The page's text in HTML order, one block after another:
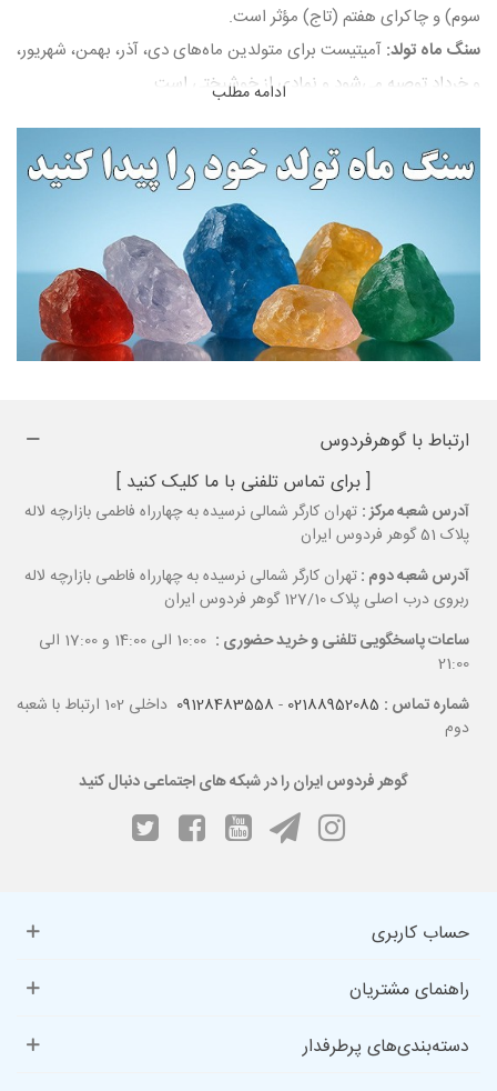
سوم) و چاکرای هفتم (تاج) مؤثر است.
سنگ ماه تولد: آمیتیست برای متولدین ماه‌های دی، آذر، بهمن، شهریور،
و خرداد توصیه می‌شود و نمادی از خوشبختی است.
و جادو شناخته می‌شود.
مدیتیشن:آمیتیست یکی از بهترین سنگ‌ها برای استفاده در مدیتیشن
است. به آرامش ذهن و تمرکز کمک می‌کند و تجربه‌های عمیق‌تر روحی را
تشویق می‌کند.
خواص جسمی و درمانی آمیتیست
تقویت سیستم ایمنی و مغز:
این سنگ با تقویت مجراهای تنفسی، مغز
و موها، سیستم ایمنی را تقویت می‌کند و در کاهش توهم و افزایش
فعالیت مغزی مؤثر است.
تصفیه خون و روشن کردن چهره:
سلامت پوست، از جمله رفع جوش و لک، کمک می‌کند.
درمان بی‌خوابی و سردرد:
استفاده از آمیتیست به‌ویژه برای کسانی که از
بی‌خوابی یا سردرد رنج می‌برند توصیه می‌شود.
آمیتیست را به مدت ۲۰ دقیقه روی محل درد قرار داد.
ادامه مطلب
ارتباط با گوهرفردوس
[ برای تماس تلفنی با ما کلیک کنید ]
آدرس شعبه مرکز : تهران کارگر شمالی نرسیده به چهارراه فاطمی بازارچه لاله
پلاک 51 گوهر فردوس ایران
آدرس شعبه دوم :تهران کارگر شمالی نرسیده به چهارراه فاطمی بازارچه لاله
ربروی درب اصلی پلاک 127/10 گوهر فردوس ایران
ساعات پاسخگویی تلفنی و خرید حضوری :
10:00 الی 14:00 و 17:00 الی
21:00
شماره تماس : 02188952085
-
09128483558
داخلی 102 ارتباط با شعبه
دوم
گوهر فردوس ایران را در شبکه های اجتماعی دنبال کنید
حساب کاربری
راهنمای مشتریان
دسته‌بندی‌های پرطرفدار